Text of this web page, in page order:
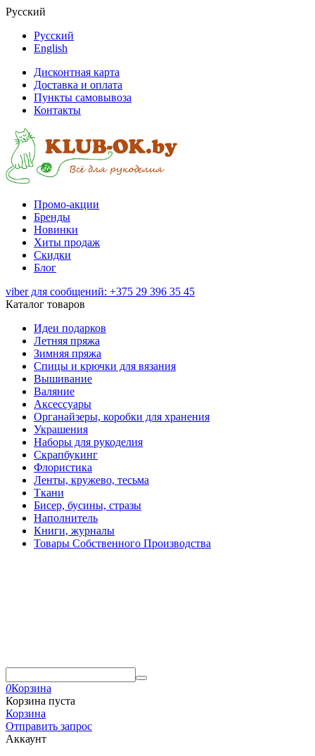
Русский
Русский
English
Дисконтная карта
Доставка и оплата
Пункты самовывоза
Контакты
Промо-акции
Бренды
Новинки
Хиты продаж
Скидки
Блог
viber для сообщений: +375 29 396 35 45
Каталог товаров
Идеи подарков
Летняя пряжа
Зимняя пряжа
Спицы и крючки для вязания
Вышивание
Валяние
Аксессуары
Органайзеры, коробки для хранения
Украшения
Наборы для рукоделия
Скрапбукинг
Флористика
Ленты, кружево, тесьма
Ткани
Бисер, бусины, стразы
Наполнитель
Книги, журналы
Товары Собственного Производства
0Корзина
Корзина пуста
Корзина
Отправить запрос
Аккаунт